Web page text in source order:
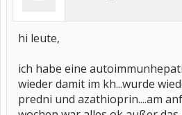
hi leute,
ich habe eine
wieder damit im kh...wurde
predni und azathioprin....am